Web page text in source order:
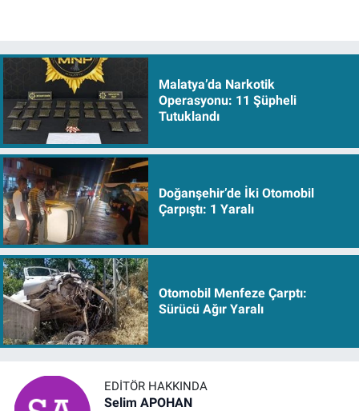
Malatya’da Narkotik
Operasyonu: 11 Şüpheli
Tutuklandı
Doğanşehir’de İki Otomobil
Çarpıştı: 1 Yaralı
Otomobil Menfeze Çarptı:
Sürücü Ağır Yaralı
EDITÖR HAKKINDA
Selim APOHAN